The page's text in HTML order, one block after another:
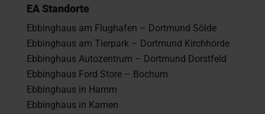
EA Standorte
Ebbinghaus am Flughafen – Dortmund Sölde
Ebbinghaus am Tierpark – Dortmund Kirchhörde
Ebbinghaus Autozentrum – Dortmund Dorstfeld
Ebbinghaus Ford Store – Bochum
Ebbinghaus in Hamm
Ebbinghaus in Kamen